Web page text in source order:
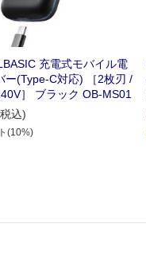
充電式モバイル電
ー(Type-C対応) ［2枚刃 /
］ ブラック OB-MS01
込)
(10%)